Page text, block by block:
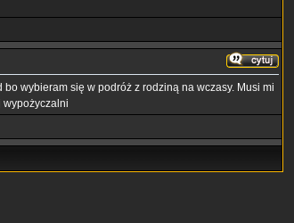
wybieram się w podróż z rodziną na wczasy. Musi mi
wypożyczalni